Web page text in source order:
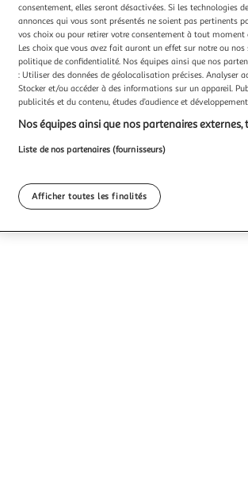
consentement, elles seront désactivées. Si les technologies
annonces qui vous sont présentés ne soient pas pertinents
vos choix ou pour retirer votre consentement à tout moment
Les choix que vous avez fait auront un effet sur notre ou
politique de confidentialité. Nos équipes ainsi que nos
: Utiliser des données de géolocalisation précises. Analyser
Stocker et/ou accéder à des informations sur un appareil.
publicités et du contenu, études d’audience et
Nos équipes ainsi que nos partenaires
Liste de nos partenaires (fournisseurs)
Afficher toutes les finalités